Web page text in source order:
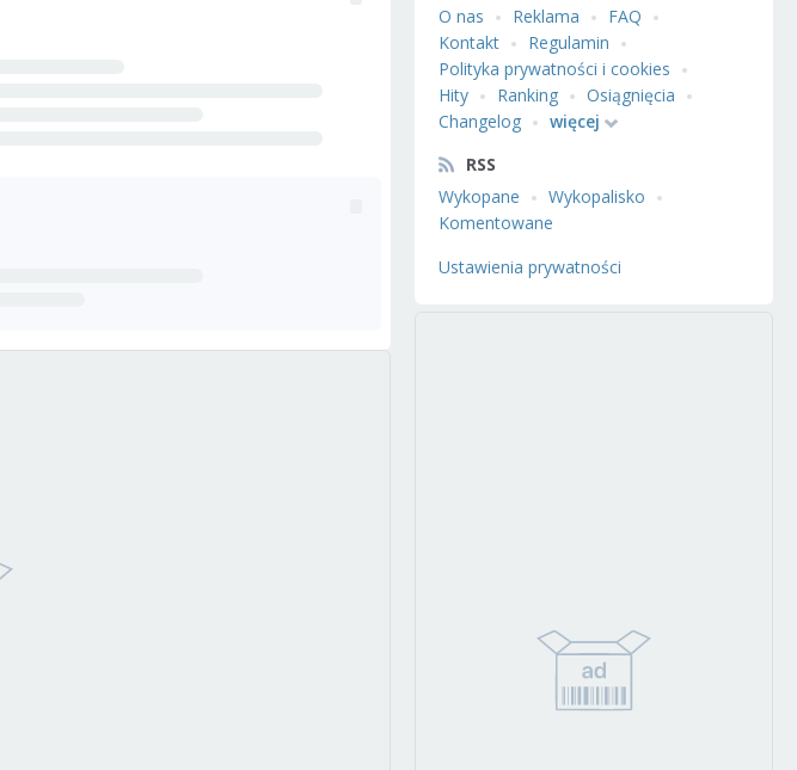
O nas
Reklama
FAQ
Kontakt
Regulamin
Polityka prywatności i cookies
Hity
Ranking
Osiągnięcia
Changelog
więcej
RSS
Wykopane
Wykopalisko
Komentowane
Ustawienia prywatności